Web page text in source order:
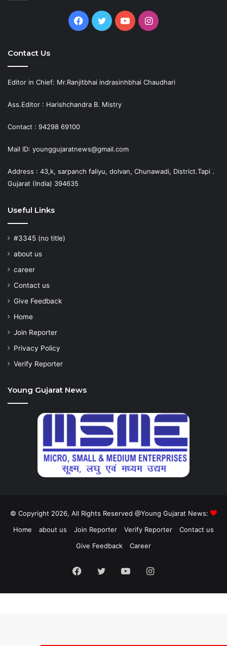
Facebook
TwitterYouTubeInstagram
Contact Us
Editor in Chief: Mr.Ranjitbhai indrasinhbhai Chaudhari
Ass.Editor : Harishchandra B. Mistry
Contact : 94298 69100
Mail ID: younggujaratnews@gmail.com
Address : 43,k, sarpanch faliyu, dolvan, Chunawadi, District.Tapi .
Gujarat (India) 394635
Useful Links
#3345 (no title)
about us
career
Contact us
Give Feedback
Home
Join Reporter
Privacy Policy
Verify Reporter
Young Gujarat News
© Copyright 2026, All Rights Reserved @Young Gujarat News:
Home
about us Join Reporter Verify Reporter
Contact us
Give Feedback
Career
Facebook
TwitterYouTubeInstagram